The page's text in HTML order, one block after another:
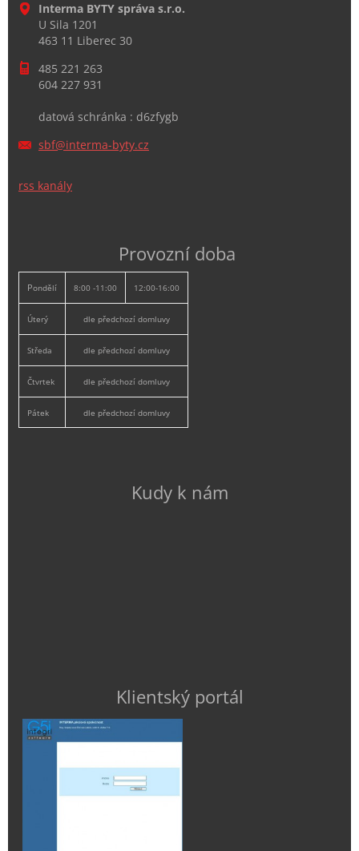
Interma BYTY správa s.r.o.
U Sila 1201
463 11 Liberec 30
485 221 263
604 227 931
datová schránka : d6zfygb
sbf@interma-byty.cz
rss kanály
Provozní doba
Pondělí 8:00 -11:00 12:00-16:00
Úterý dle předchozí domluvy
Středa dle předchozí domluvy
Čtvrtek dle předchozí domluvy
Pátek dle předchozí domluvy
Kudy k nám
Klientský portál